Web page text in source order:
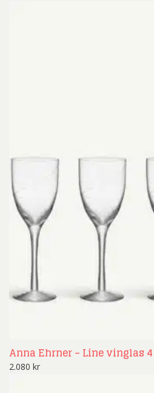
Anna Ehrner – Line vinglas
2.080 kr